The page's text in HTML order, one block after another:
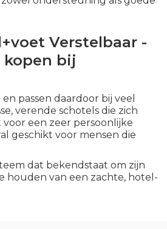
Verstelbaar -
bij
passen daardoor bij veel
verende schotels die zich
een zeer persoonlijke
geschikt voor mensen die
dat bekendstaat om zijn
houden van een zachte, hotel-